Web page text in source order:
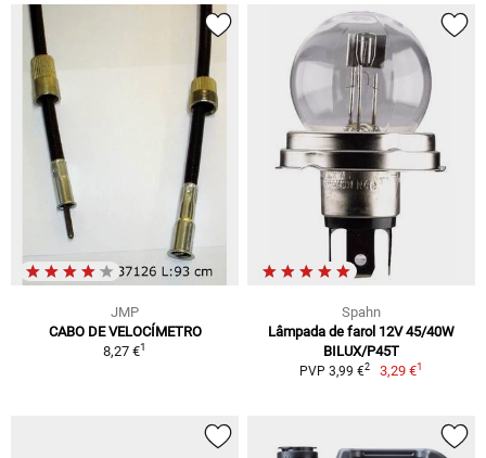
JMP
CABO DE VELOCÍMETRO
8,27 €1
Spahn
Lâmpada de farol 12V 45/40W
BILUX/P45T
PVP 3,99 €2 3,29 €1